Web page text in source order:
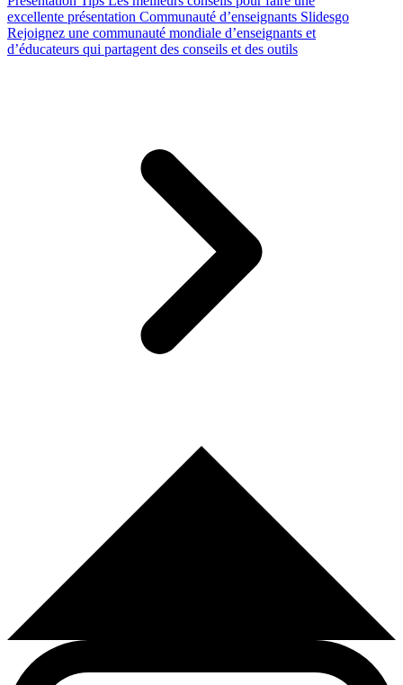
excellente présentation Communauté d’enseignants Slidesgo
Rejoignez une communauté mondiale d’enseignants et
d’éducateurs qui partagent des conseils et des outils